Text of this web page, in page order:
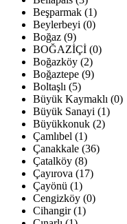
Beşparmak (1)
Beylerbeyi (0)
Boğaz (9)
BOĞAZİÇİ (0)
Boğazköy (2)
Boğaztepe (9)
Boltaşlı (5)
Büyük Kaymaklı (0)
Büyük Sanayi (1)
Büyükkonuk (2)
Çamlıbel (1)
Çanakkale (36)
Çatalköy (8)
Çayırova (17)
Çayönü (1)
Cengizköy (0)
Cihangir (1)